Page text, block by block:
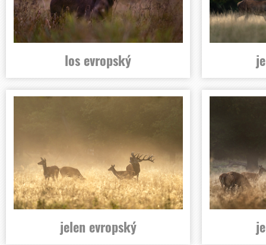
los evropský
jelen evropský